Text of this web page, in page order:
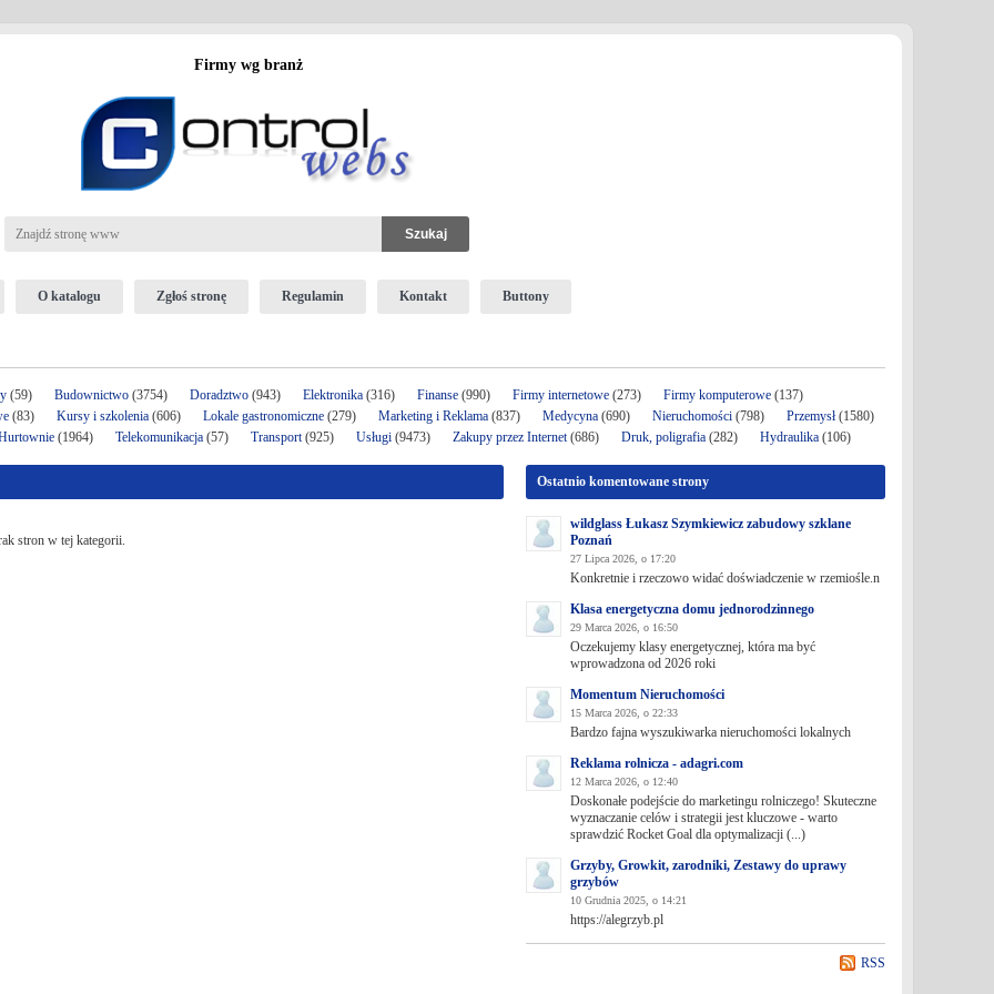
Firmy wg branż
O katalogu Zgłoś stronę Regulamin Kontakt Buttony
(59) Budownictwo (3754) Doradztwo (943) Elektronika (316) Finanse (990) Firmy internetowe (273) Firmy komputerowe (137)
(83) Kursy i szkolenia (606) Lokale gastronomiczne (279) Marketing i Reklama (837) Medycyna (690) Nieruchomości (798) Przemysł(1580)
(1964) Telekomunikacja (57) Transport(925) Usługi (9473) Zakupy przez Internet(686) Druk, poligrafia (282) Hydraulika (106)
stron w tej kategorii.
Ostatnio komentowane strony
wildglass Łukasz Szymkiewicz zabudowy szklane
Poznań
27 Lipca 2026, o 17:20
Konkretnie i rzeczowo widać doświadczenie w rzemiośle.n
Klasa energetyczna domu jednorodzinnego
29 Marca 2026, o 16:50
Oczekujemy klasy energetycznej, która ma być
wprowadzona od 2026 roki
Momentum Nieruchomości
15 Marca 2026, o 22:33
Bardzo fajna wyszukiwarka nieruchomości lokalnych
Reklama rolnicza - adagri.com
12 Marca 2026, o 12:40
Doskonałe podejście do marketingu rolniczego! Skuteczne
wyznaczanie celów i strategii jest kluczowe - warto
sprawdzić Rocket Goal dla optymalizacji (...)
Grzyby, Growkit, zarodniki, Zestawy do uprawy
grzybów
10 Grudnia 2025, o 14:21
https://alegrzyb.pl
RSS